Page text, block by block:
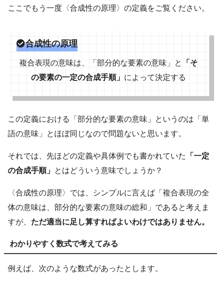
ここでもう一度〈合成性の原理〉の定義をご覧ください。
合成性の原理
複合表現の意味は、「部分的な要素の意味」と 「そ
の要素の一定の合成手順」 によって決定する
この定義における「部分的な要素の意味」というのは「単
語の意味」とほぼ同じなので問題ないと思います。
それでは、先ほどの定義や具体例でも書かれていた 「一定
の合成手順」 とはどういう意味でしょうか？
〈合成性の原理〉では、シンプルに言えば「複合表現の全
体の意味は、部分的な要素の意味の総和」であると考えま
すが、 ただ適当に足し算すればよいわけではありません。
わかりやすく数式で考えてみる
例えば、次のような数式があったとします。